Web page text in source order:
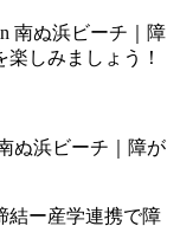
ぬ浜ビーチ｜障が